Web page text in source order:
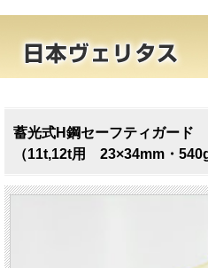
蓄光式H鋼セーフティガー
（11t,12t用 23×34mm・